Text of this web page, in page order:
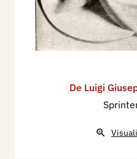
De Luigi